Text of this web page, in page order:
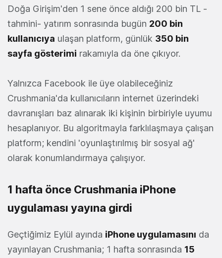
Doğa Girişim'den 1 sene önce aldığı 200 bin TL -
tahmini- yatırım sonrasında bugün 200 bin
kullanıcıya ulaşan platform, günlük 350 bin
sayfa gösterimi rakamıyla da öne çıkıyor.
Yalnızca Facebook ile üye olabileceğiniz
Crushmania'da kullanıcıların internet üzerindeki
davranışları baz alınarak iki kişinin birbiriyle uyumu
hesaplanıyor. Bu algoritmayla farklılaşmaya çalışan
platform; kendini 'oyunlaştırılmış bir sosyal ağ'
olarak konumlandırmaya çalışıyor.
1 hafta önce Crushmania iPhone
uygulaması yayına girdi
Geçtiğimiz Eylül ayında iPhone uygulamasını da
yayınlayan Crushmania; 1 hafta sonrasında 15